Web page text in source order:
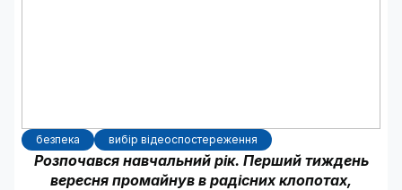
безпека вибір відеоспостереження
Розпочався навчальний рік. Перший тиждень
вересня промайнув в радісних клопотах,